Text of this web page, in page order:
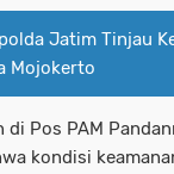
Jatim Tinjau
Mojokerto
di Pos PAM
kondisi